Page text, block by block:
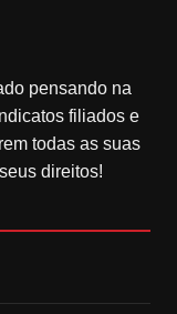
pensando na
filiados e
todas as suas
direitos!